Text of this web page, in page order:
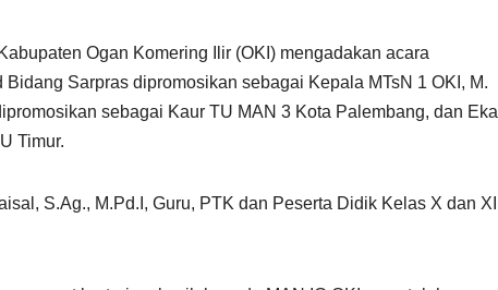
Ogan Komering Ilir (OKI) mengadakan acara
Sarpras dipromosikan sebagai Kepala MTsN 1 OKI, M.
sebagai Kaur TU MAN 3 Kota Palembang, dan Eka
Timur.
S.Ag., M.Pd.I, Guru, PTK dan Peserta Didik Kelas X dan XI